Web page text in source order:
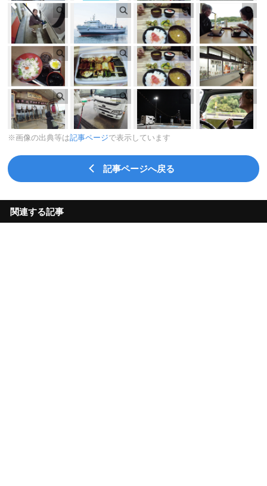
※画像の出典等は記事ページで表示しています
記事ページへ戻る
関連する記事